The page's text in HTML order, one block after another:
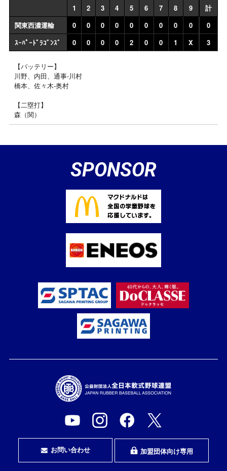
1 2 3 4 5 6 7 8 9
計
関東西濃運輸
0 0 0 0 0 0 0 0 0
0
ｽｰﾊﾟｰﾄﾞﾗｺﾞﾝｽﾞ
0 0 0 0 2 0 0 1 X 3
【バッテリー】
川野、内田、通事‐川村
橋本、佐々木‐奥村
【二塁打】
森（関）
SPONSOR
お問い合わせ 加盟団体向け専用